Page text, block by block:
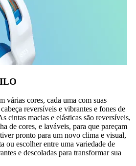
várias cores, cada uma com suas
reversíveis e vibrantes e fones de
cintas macias e elásticas são reversíveis,
de cores, e laváveis, para que pareçam
pronto para um novo clima e visual,
ou escolher entre uma variedade de
e descoladas para transformar sua